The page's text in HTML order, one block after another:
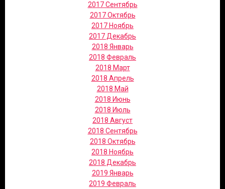
2017 Сентябрь
2017 Октябрь
2017 Ноябрь
2017 Декабрь
2018 Январь
2018 Февраль
2018 Март
2018 Апрель
2018 Май
2018 Июнь
2018 Июль
2018 Август
2018 Сентябрь
2018 Октябрь
2018 Ноябрь
2018 Декабрь
2019 Январь
2019 Февраль